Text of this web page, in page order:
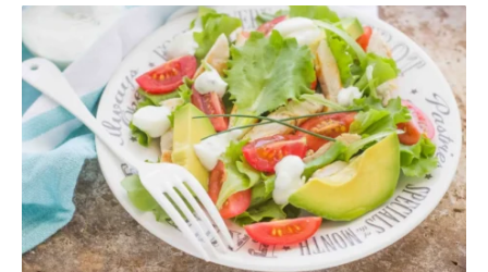
© DR